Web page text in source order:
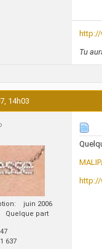
Tu
14h03
juin 2006
Quelque part
47
1 637